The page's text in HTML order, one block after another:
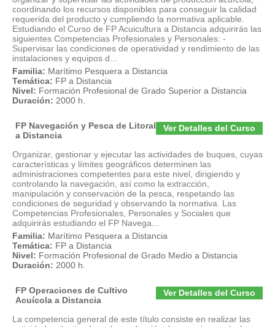
coordinando los recursos disponibles para conseguir la calidad
requerida del producto y cumpliendo la normativa aplicable.
Estudiando el Curso de FP Acuicultura a Distancia adquirirás las
siguientes Competencias Profesionales y Personales: -
Supervisar las condiciones de operatividad y rendimiento de las
instalaciones y equipos d...
Familia: Marítimo Pesquera a Distancia
Temática: FP a Distancia
Nivel: Formación Profesional de Grado Superior a Distancia
Duración: 2000 h.
Ver Detalles del Curso
FP Navegación y Pesca de Litoral
a Distancia
Organizar, gestionar y ejecutar las actividades de buques, cuyas
características y límites geográficos determinen las
administraciones competentes para este nivel, dirigiendo y
controlando la navegación, así como la extracción,
manipulación y conservación de la pesca, respetando las
condiciones de seguridad y observando la normativa. Las
Competencias Profesionales, Personales y Sociales que
adquirirás estudiando el FP Navega...
Familia: Marítimo Pesquera a Distancia
Temática: FP a Distancia
Nivel: Formación Profesional de Grado Medio a Distancia
Duración: 2000 h.
Ver Detalles del Curso
FP Operaciones de Cultivo
Acuícola a Distancia
La competencia general de este título consiste en realizar las